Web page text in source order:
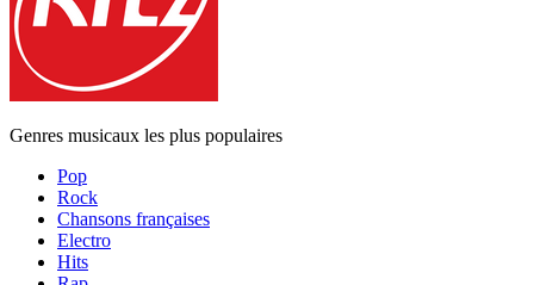
Genres musicaux les plus populaires
Pop
Rock
Chansons françaises
Electro
Hits